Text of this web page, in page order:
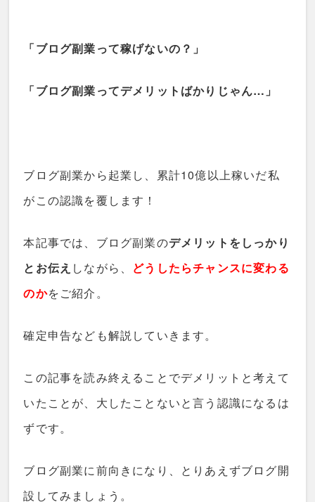
「ブログ副業って稼げないの？」
「ブログ副業ってデメリットばかりじゃん…」
ブログ副業から起業し、累計10億以上稼いだ私
がこの認識を覆します！
本記事では、ブログ副業のデメリットをしっかり
とお伝え しながら、 どうしたらチャンスに変わる
のかをご紹介。
確定申告なども解説していきます。
この記事を読み終えることでデメリットと考えて
いたことが、大したことないと言う認識になるは
ずです。
ブログ副業に前向きになり、とりあえずブログ開
設してみましょう。